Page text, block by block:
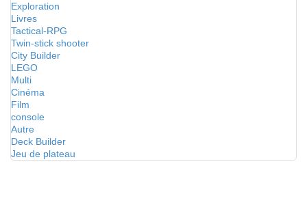
Exploration
Livres
Tactical-RPG
Twin-stick shooter
City Builder
LEGO
Multi
Cinéma
Film
console
Autre
Deck Builder
Jeu de plateau